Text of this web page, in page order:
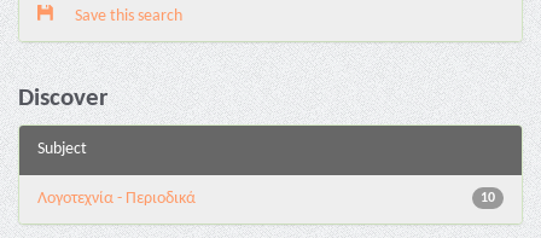
Save this search
Discover
Subject
10
Λογοτεχνία - Περιοδικά